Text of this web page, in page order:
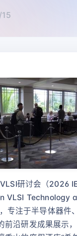
研讨会（2026
VLSI Technology
专注于半导体器件
前沿研发成果展示